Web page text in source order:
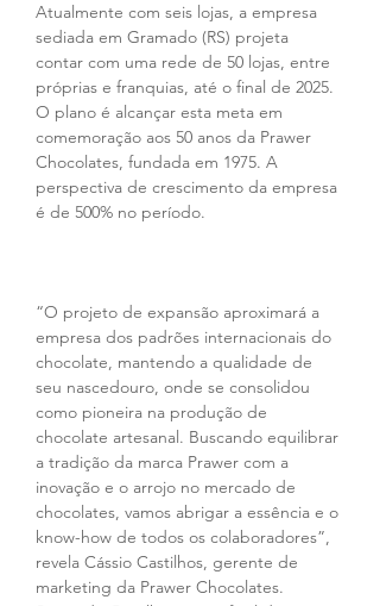
Atualmente com seis lojas, a empresa
sediada em Gramado (RS) projeta
contar com uma rede de 50 lojas, entre
próprias e franquias, até o final de 2025.
O plano é alcançar esta meta em
comemoração aos 50 anos da Prawer
Chocolates, fundada em 1975. A
perspectiva de crescimento da empresa
é de 500% no período.
“O projeto de expansão aproximará a
empresa dos padrões internacionais do
chocolate, mantendo a qualidade de
seu nascedouro, onde se consolidou
como pioneira na produção de
chocolate artesanal. Buscando equilibrar
a tradição da marca Prawer com a
inovação e o arrojo no mercado de
chocolates, vamos abrigar a essência e o
know-how de todos os colaboradores”,
revela Cássio Castilhos, gerente de
marketing da Prawer Chocolates.